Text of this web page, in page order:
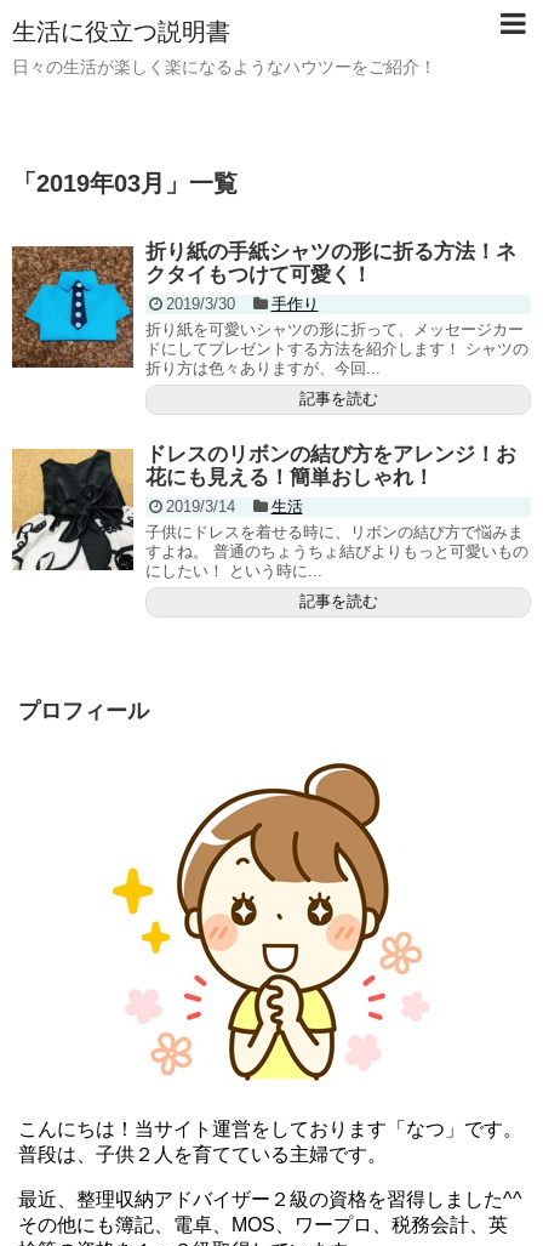
生活に役立つ説明書
日々の生活が楽しく楽になるようなハウツーをご紹介！
「 2019年03月 」 一覧
折り紙の手紙シャツの形に折る方法！ネ
クタイもつけて可愛く！
2019/3/30
手作り
折り紙を可愛いシャツの形に折って、メッセージカー
ドにしてプレゼントする方法を紹介します！ シャツの
折り方は色々ありますが、今回...
記事を読む
ドレスのリボンの結び方をアレンジ！お
花にも見える！簡単おしゃれ！
2019/3/14
生活
子供にドレスを着せる時に、リボンの結び方で悩みま
すよね。 普通のちょうちょ結びよりもっと可愛いもの
にしたい！ という時に...
記事を読む
プロフィール
こんにちは！当サイト運営をしております「なつ」です。
普段は、子供２人を育てている主婦です。
最近、整理収納アドバイザー２級の資格を習得しました^^
その他にも簿記、電卓、MOS、ワープロ、税務会計、英